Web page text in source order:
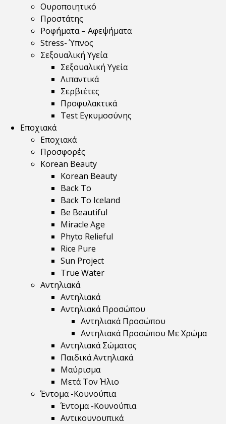
Ουροποιητικό
Προστάτης
Ροφήματα – Αφεψήματα
Stress- Ύπνος
Σεξουαλική Υγεία
Σεξουαλική Υγεία
Λιπαντικά
Σερβιέτες
Προφυλακτικά
Test Εγκυμοσύνης
Εποχιακά
Εποχιακά
Προσφορές
Korean Beauty
Korean Beauty
Back To
Back To Iceland
Be Beautiful
Miracle Age
Phyto Relieful
Rice Pure
Sun Project
True Water
Αντηλιακά
Αντηλιακά
Αντηλιακά Προσώπου
Αντηλιακά Προσώπου
Αντηλιακά Προσώπου Με Χρώμα
Αντηλιακά Σώματος
Παιδικά Αντηλιακά
Μαύρισμα
Mετά Τον Ήλιο
Έντομα -Κουνούπια
Έντομα -Κουνούπια
Αντικουνουπικά